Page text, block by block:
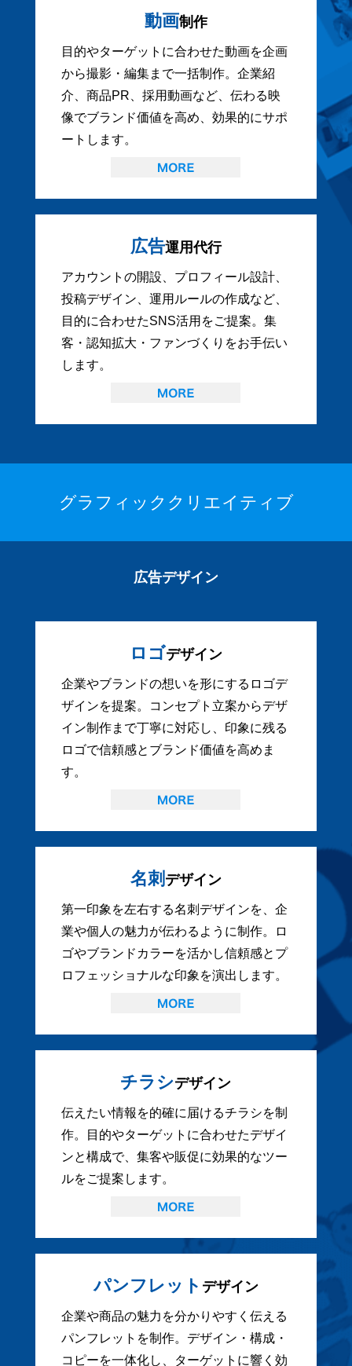
動画制作
目的やターゲットに合わせた動画を企画
から撮影・編集まで一括制作。企業紹
介、商品PR、採用動画など、伝わる映
像でブランド価値を高め、効果的にサポ
ートします。
広告運用代行
アカウントの開設、プロフィール設計、
投稿デザイン、運用ルールの作成など、
目的に合わせたSNS活用をご提案。集
客・認知拡大・ファンづくりをお手伝い
します。
グラフィッククリエイティブ
広告デザイン
ロゴデザイン
企業やブランドの想いを形にするロゴデ
ザインを提案。コンセプト立案からデザ
イン制作まで丁寧に対応し、印象に残る
ロゴで信頼感とブランド価値を高めま
す。
名刺 デザイン
第一印象を左右する名刺デザインを、企
業や個人の魅力が伝わるように制作。ロ
ゴやブランドカラーを活かし信頼感とプ
ロフェッショナルな印象を演出します。
チラシデザイン
伝えたい情報を的確に届けるチラシを制
作。目的やターゲットに合わせたデザイ
ンと構成で、集客や販促に効果的なツー
ルをご提案します。
パンフレット デザイン
企業や商品の魅力を分かりやすく伝える
パンフレットを制作。デザイン・構成・
コピーを一体化し、ターゲットに響く効